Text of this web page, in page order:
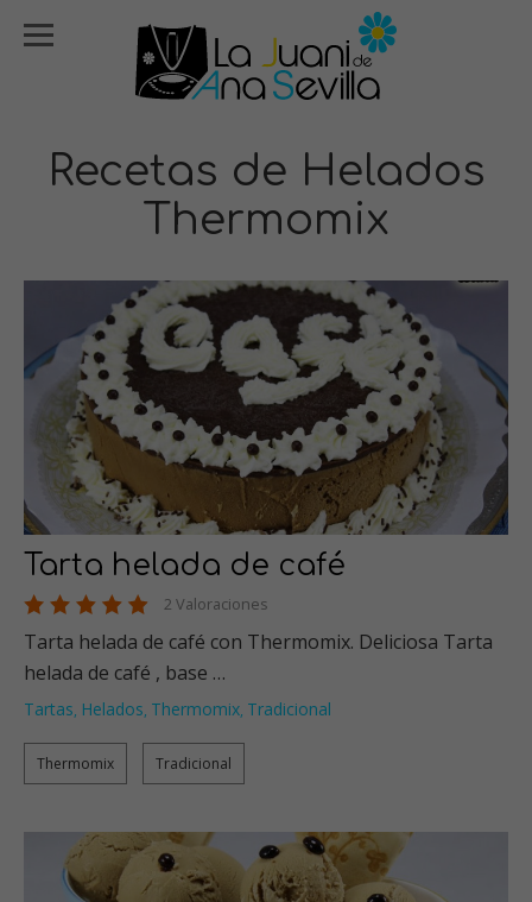
Recetas de Helados
Thermomix
Tarta helada de café
2 Valoraciones
Tarta helada de café con Thermomix. Deliciosa Tarta
helada de café , base …
Tartas, Helados, Thermomix, Tradicional
Thermomix Tradicional